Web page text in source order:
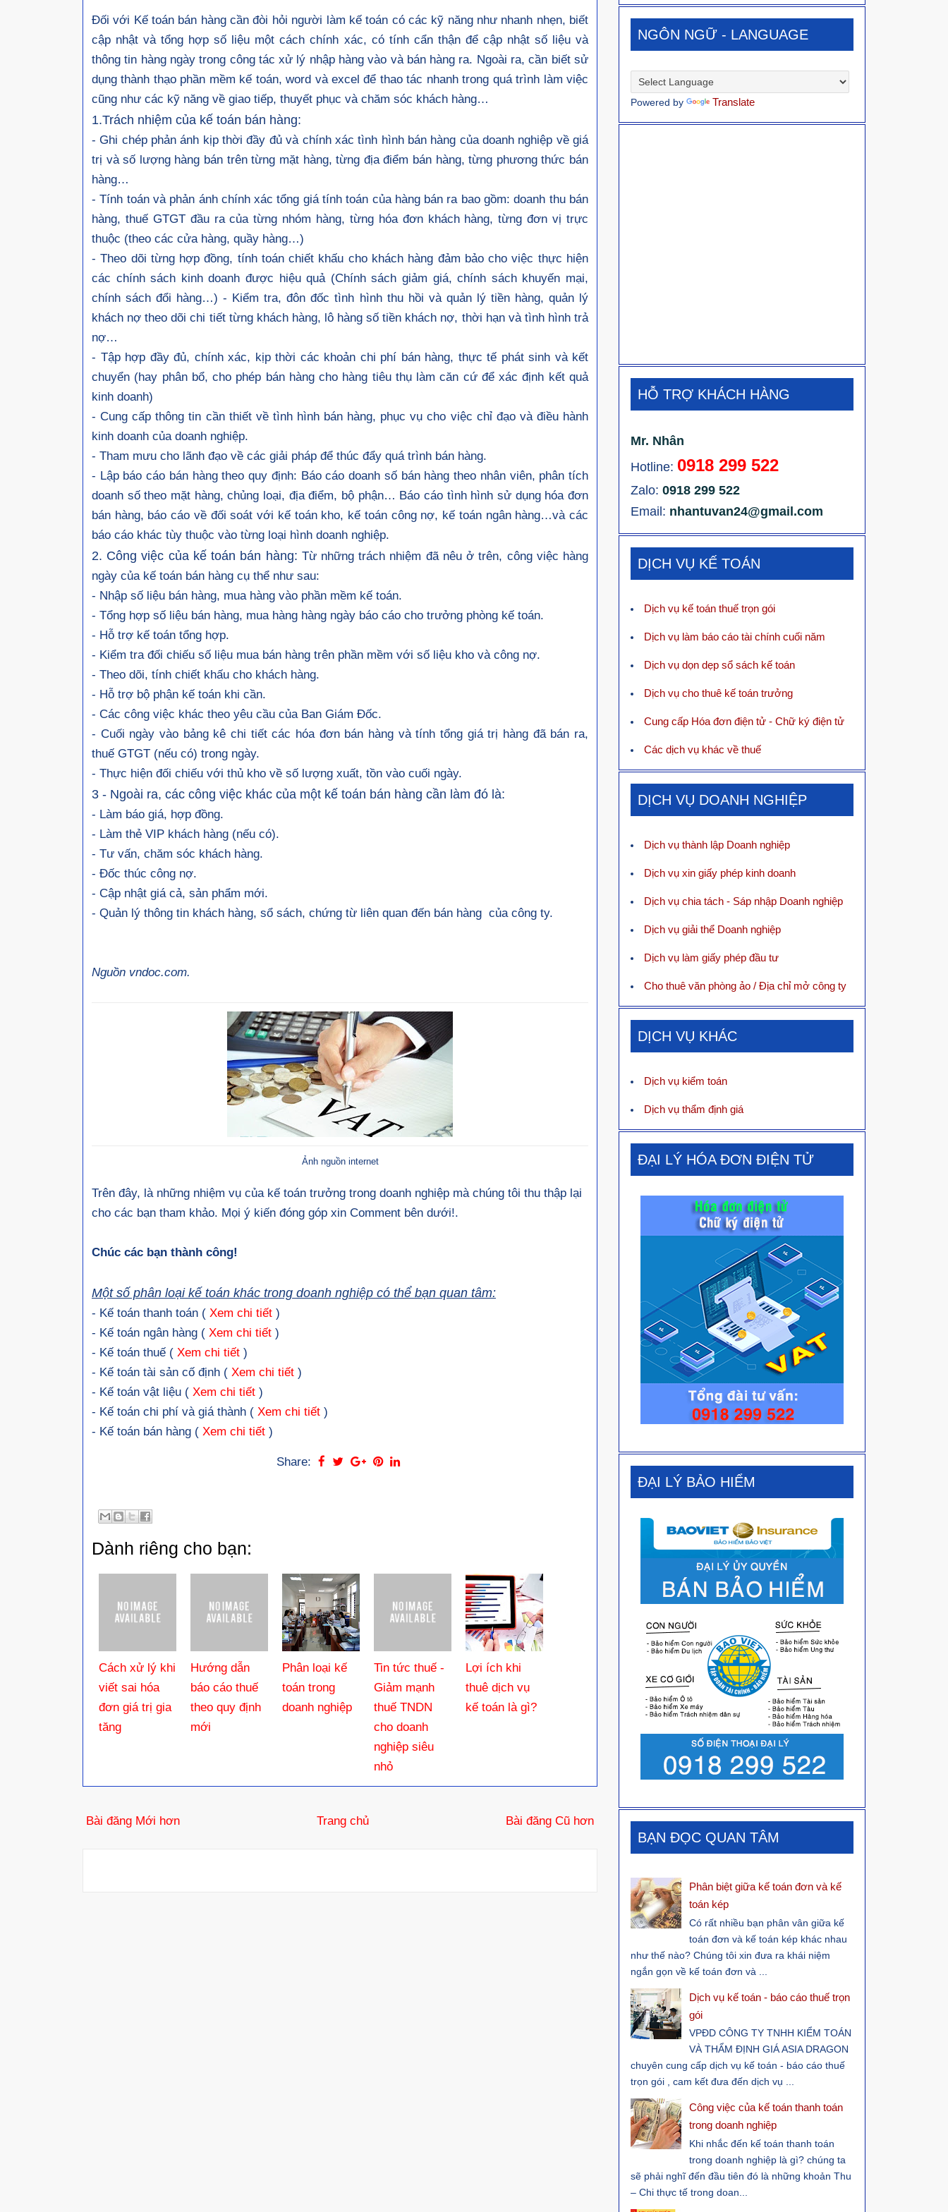
S
T
D
O
Đối với Kế toán bán hàng cần đòi hỏi người làm kế toán có các kỹ năng như nhanh nhẹn, biết
cập nhật và tổng hợp số liệu một cách chính xác, có tính cẩn thận để cập nhật số liệu và
thông tin hàng ngày trong công tác xử lý nhập hàng vào và bán hàng ra. Ngoài ra, cần biết sử
dụng thành thạo phần mềm kế toán, word và excel để thao tác nhanh trong quá trình làm việc
cũng như các kỹ năng về giao tiếp, thuyết phục và chăm sóc khách hàng…
1.Trách nhiệm của kế toán bán hàng:
- Ghi chép phản ánh kịp thời đầy đủ và chính xác tình hình bán hàng của doanh nghiệp về giá
trị và số lượng hàng bán trên từng mặt hàng, từng địa điểm bán hàng, từng phương thức bán
hàng…
- Tính toán và phản ánh chính xác tổng giá tính toán của hàng bán ra bao gồm: doanh thu bán
hàng, thuế GTGT đầu ra của từng nhóm hàng, từng hóa đơn khách hàng, từng đơn vị trực
thuộc (theo các cửa hàng, quầy hàng…)
- Theo dõi từng hợp đồng, tính toán chiết khấu cho khách hàng đảm bảo cho việc thực hiện
các chính sách kinh doanh được hiệu quả (Chính sách giảm giá, chính sách khuyến mại,
chính sách đổi hàng…) - Kiểm tra, đôn đốc tình hình thu hồi và quản lý tiền hàng, quản lý
khách nợ theo dõi chi tiết từng khách hàng, lô hàng số tiền khách nợ, thời hạn và tình hình trả
nợ…
- Tập hợp đầy đủ, chính xác, kịp thời các khoản chi phí bán hàng, thực tế phát sinh và kết
chuyển (hay phân bổ, cho phép bán hàng cho hàng tiêu thụ làm căn cứ để xác định kết quả
kinh doanh)
- Cung cấp thông tin cần thiết về tình hình bán hàng, phục vụ cho việc chỉ đạo và điều hành
kinh doanh của doanh nghiệp.
- Tham mưu cho lãnh đạo về các giải pháp để thúc đẩy quá trình bán hàng.
- Lập báo cáo bán hàng theo quy định: Báo cáo doanh số bán hàng theo nhân viên, phân tích
doanh số theo mặt hàng, chủng loại, địa điểm, bộ phận… Báo cáo tình hình sử dụng hóa đơn
bán hàng, báo cáo về đối soát với kế toán kho, kế toán công nợ, kế toán ngân hàng…và các
báo cáo khác tùy thuộc vào từng loại hình doanh nghiệp.
2. Công việc của kế toán bán hàng: Từ những trách nhiệm đã nêu ở trên, công việc hàng
ngày của kế toán bán hàng cụ thể như sau:
- Nhập số liệu bán hàng, mua hàng vào phần mềm kế toán.
- Tổng hợp số liệu bán hàng, mua hàng hàng ngày báo cáo cho trưởng phòng kế toán.
- Hỗ trợ kế toán tổng hợp.
- Kiểm tra đối chiếu số liệu mua bán hàng trên phần mềm với số liệu kho và công nợ.
- Theo dõi, tính chiết khấu cho khách hàng.
- Hỗ trợ bộ phận kế toán khi cần.
- Các công việc khác theo yêu cầu của Ban Giám Đốc.
- Cuối ngày vào bảng kê chi tiết các hóa đơn bán hàng và tính tổng giá trị hàng đã bán ra,
thuế GTGT (nếu có) trong ngày.
- Thực hiện đối chiếu với thủ kho về số lượng xuất, tồn vào cuối ngày.
3 - Ngoài ra, các công việc khác của một kế toán bán hàng cần làm đó là:
- Làm báo giá, hợp đồng.
- Làm thẻ VIP khách hàng (nếu có).
- Tư vấn, chăm sóc khách hàng.
- Đốc thúc công nợ.
- Cập nhật giá cả, sản phẩm mới.
- Quản lý thông tin khách hàng, sổ sách, chứng từ liên quan đến bán hàng của công ty.
Nguồn vndoc.com.
Ảnh nguồn internet
Trên đây, là những nhiệm vụ của kế toán trưởng trong doanh nghiệp mà chúng tôi thu thập lại
cho các bạn tham khảo. Mọi ý kiến đóng góp xin Comment bên dưới!.
Chúc các bạn thành công!
Một số phân loại kế toán khác trong doanh nghiệp có thể bạn quan tâm:
- Kế toán thanh toán ( Xem chi tiết )
- Kế toán ngân hàng ( Xem chi tiết )
- Kế toán thuế ( Xem chi tiết )
- Kế toán tài sản cố định ( Xem chi tiết )
- Kế toán vật liệu ( Xem chi tiết )
- Kế toán chi phí và giá thành ( Xem chi tiết )
- Kế toán bán hàng ( Xem chi tiết )
Share:
Dành riêng cho bạn:
Cách xử lý khi
viết sai hóa
đơn giá trị gia
tăng
Hướng dẫn
báo cáo thuế
theo quy định
mới
Phân loại kế
toán trong
doanh nghiệp
Tin tức thuế -
Giảm mạnh
thuế TNDN
cho doanh
nghiệp siêu
nhỏ
Lợi ích khi
thuê dịch vụ
kế toán là gì?
Bài đăng Mới hơn Bài đăng Cũ hơn
Trang chủ
r
A
NGÔN NGỮ - LANGUAGE
Powered by Translate
HỖ TRỢ KHÁCH HÀNG
Mr. Nhân
Hotline: 0918 299 522
Zalo: 0918 299 522
Email: nhantuvan24@gmail.com
DỊCH VỤ KẾ TOÁN
Dịch vụ kế toán thuế trọn gói
Dịch vụ làm báo cáo tài chính cuối năm
Dịch vụ dọn dẹp sổ sách kế toán
Dịch vụ cho thuê kế toán trưởng
Cung cấp Hóa đơn điện tử - Chữ ký điện tử
Các dịch vụ khác về thuế
DỊCH VỤ DOANH NGHIỆP
Dịch vụ thành lập Doanh nghiệp
Dịch vụ xin giấy phép kinh doanh
Dịch vụ chia tách - Sáp nhập Doanh nghiệp
Dịch vụ giải thể Doanh nghiệp
Dịch vụ làm giấy phép đầu tư
Cho thuê văn phòng ảo / Địa chỉ mở công ty
DỊCH VỤ KHÁC
Dịch vụ kiểm toán
Dịch vụ thẩm định giá
ĐẠI LÝ HÓA ĐƠN ĐIỆN TỬ
ĐẠI LÝ BẢO HIỂM
BẠN ĐỌC QUAN TÂM
Phân biệt giữa kế toán đơn và kế
toán kép
Có rất nhiều bạn phân vân giữa kế
toán đơn và kế toán kép khác nhau
như thế nào? Chúng tôi xin đưa ra khái niệm
ngắn gọn về kế toán đơn và ...
Dịch vụ kế toán - báo cáo thuế trọn
gói
VPĐD CÔNG TY TNHH KIỂM TOÁN
VÀ THẨM ĐỊNH GIÁ ASIA DRAGON
chuyên cung cấp dịch vụ kế toán - báo cáo thuế
trọn gói , cam kết đưa đến dịch vụ ...
Công việc của kế toán thanh toán
trong doanh nghiệp
Khi nhắc đến kế toán thanh toán
trong doanh nghiệp là gì? chúng ta
sẽ phải nghĩ đến đầu tiên đó là những khoản Thu
– Chi thực tế trong doan...